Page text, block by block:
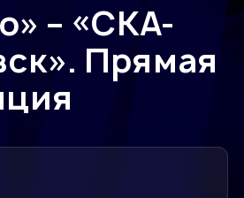
– «СКА-
Прямая